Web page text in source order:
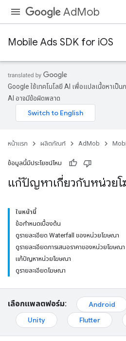
AdMob
Mobile Ads SDK for iOS
Google ใช้เทคโนโลยี AI เพื่อแปลเนื้อหาเป็
AI อาจมีข้อผิดพลาด
หน้าแรก ผลิตภัณฑ์ AdMob
ข้อมูลนี้มีประโยชน์ไหม
แก้ปัญหาเกี่ยวกับหน่วย
ในหน้านี้
ข้อกำหนดเบื้องต้น
ดูรายละเอียด Waterfall ของหน่วยโฆษณา
ดูรายละเอียดการเสนอราคาของหน่วยโฆษณา
แก้ปัญหาหน่วยโฆษณา
ดูรายละเอียดโฆษณา
เลือกแพลตฟอร์ม: Android
Unity
Flutter